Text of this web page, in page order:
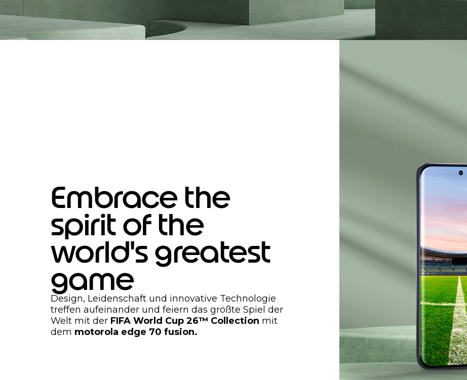
Embrace the
spirit of the
world's greatest
game
Design, Leidenschaft und innovative Technologie
treffen aufeinander und feiern das größte Spiel der
Welt mit der FIFA World Cup 26™ Collection mit
dem motorola edge 70 fusion.